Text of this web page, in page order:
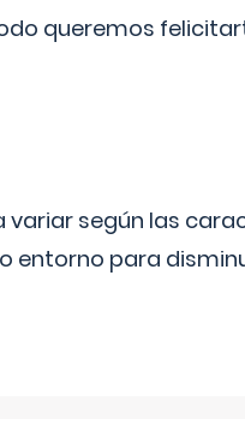
queremos
variar según las
entorno para